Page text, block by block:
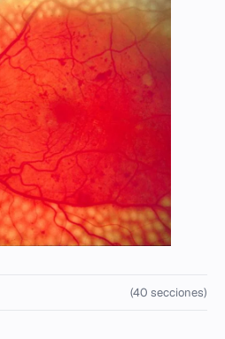
(40 secciones)